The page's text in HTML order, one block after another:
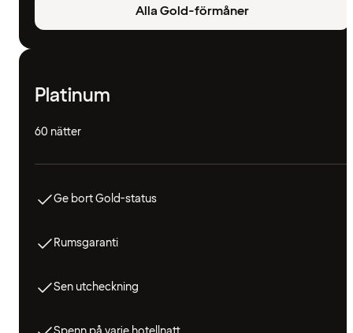
Alla Gold-förmåner
Platinum
60 nätter
Ge bort Gold-status
Rumsgaranti
Sen utcheckning